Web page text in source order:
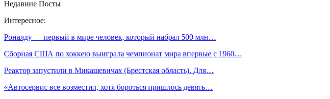
Недавние Посты
Интересное:
Роналду — первый в мире человек, который набрал 500 млн…
Сборная США по хоккею выиграла чемпионат мира впервые с 1960…
Реактор запустили в Микашевичах (Брестская область). Для…
«Автосервис все возместил, хотя бороться пришлось девять…